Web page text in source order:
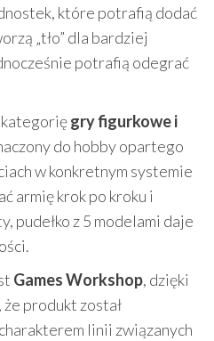
które potrafią dodać
„tło” dla bardziej
potrafią odegrać
kategorięgry figurkowe i
do hobby opartego
w konkretnym systemie
armię krok po kroku i
pudełko z 5 modelami daje
Games Workshop, dzięki
że produkt został
linii związanych